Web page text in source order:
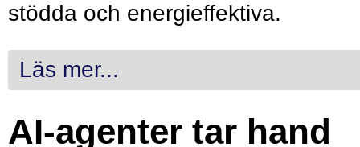
stödda och energieffektiva.
Läs mer...
AI-agenter tar hand